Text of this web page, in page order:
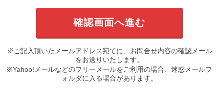
※ご記入頂いたメールアドレス宛てに、お問合せ内容の確認メール
をお送りいたします。
※Yahoo!メールなどのフリーメールをご利用の場合、迷惑メールフ
ォルダに入る場合があります。